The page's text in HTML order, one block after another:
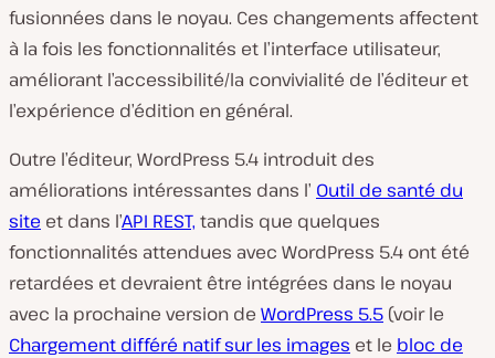
fusionnées dans le noyau. Ces changements affectent
à la fois les fonctionnalités et l’interface utilisateur,
améliorant l’accessibilité/la convivialité de l’éditeur et
l’expérience d’édition en général.
Outre l’éditeur, WordPress 5.4 introduit des
améliorations intéressantes dans l’ Outil de santé du
site et dans l’API REST, tandis que quelques
fonctionnalités attendues avec WordPress 5.4 ont été
retardées et devraient être intégrées dans le noyau
avec la prochaine version de WordPress 5.5 (voir le
Chargement différé natif sur les images et le bloc de